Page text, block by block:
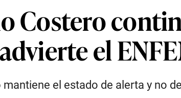
Costero
el
mantiene el estado de alerta y no